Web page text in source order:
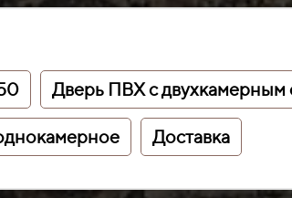
Дверь ПВХ с двухкамерным
Доставка